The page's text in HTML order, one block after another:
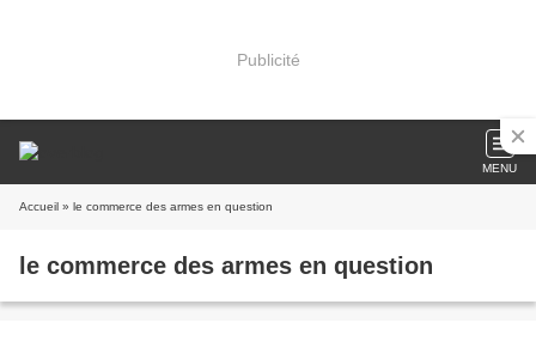
Publicité
MENU
Accueil » le commerce des armes en question
le commerce des armes en question